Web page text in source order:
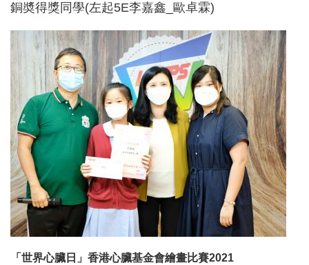
銅奬得獎同學(左起5E李嘉鑫_歐卓霖)
「世界心臟日」香港心臟基金會繪畫比賽2021